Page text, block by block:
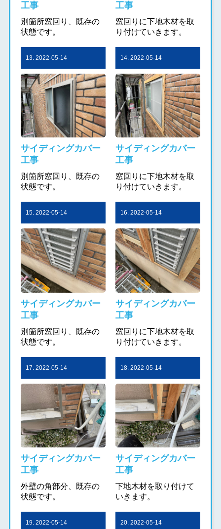
工事
別箇所窓回り、既存の
状態です。
工事
窓回りに下地木材を取
り付けていきます。
13. 2022-05-14
サイディングカバー
工事
別箇所窓回り、既存の
状態です。
14. 2022-05-14
サイディングカバー
工事
窓回りに下地木材を取
り付けていきます。
15. 2022-05-14
サイディングカバー
工事
別箇所窓回り、既存の
状態です。
16. 2022-05-14
サイディングカバー
工事
窓回りに下地木材を取
り付けていきます。
17. 2022-05-14
サイディングカバー
工事
外壁の角部分、既存の
状態です。
18. 2022-05-14
サイディングカバー
工事
下地木材を取り付けて
いきます。
19. 2022-05-14 20. 2022-05-14